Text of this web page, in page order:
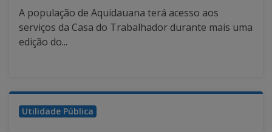
A população de Aquidauana terá acesso aos
serviços da Casa do Trabalhador durante mais uma
edição do...
Utilidade Pública